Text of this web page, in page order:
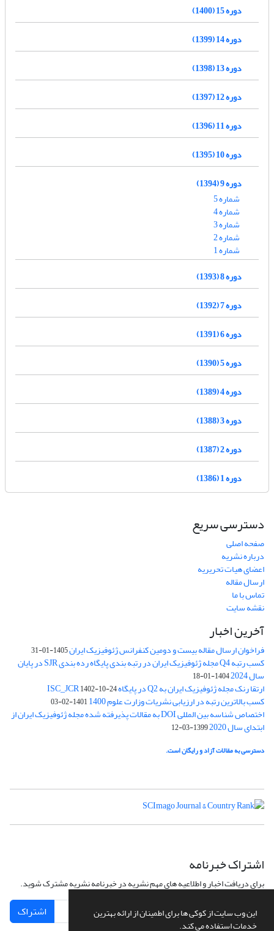
این وب سایت از کوکی ها برای اطمینان از ارائه بهترین
خدمات استفاده می کند.
دوره 15 (1400)
دوره 14 (1399)
دوره 13 (1398)
دوره 12 (1397)
دوره 11 (1396)
دوره 10 (1395)
دوره 9 (1394)
شماره 5
شماره 4
شماره 3
شماره 2
شماره 1
دوره 8 (1393)
دوره 7 (1392)
دوره 6 (1391)
دوره 5 (1390)
دوره 4 (1389)
دوره 3 (1388)
دوره 2 (1387)
دوره 1 (1386)
دسترسی سریع
صفحه اصلی
درباره نشریه
اعضای هیات تحریریه
ارسال مقاله
تماس با ما
نقشه سایت
آخرین اخبار
فراخوان ارسال مقاله بیست و دومین کنفرانس ژئوفیزیک ایران1405-01-31
کسب رتبه Q4 مجله ژئوفیزیک ایران در رتبه بندی پایگاه رده بندی SJR در پایان
سال 2024 1404-01-18
ارتقا رنک مجله ژئوفیزیک ایران به Q2 در پایگاه ISC_JCR 1402-10-24
کسب بالاترین رتبه در ارزیابی نشریات وزارت علوم 1400 1401-02-03
اختصاص شناسه بین المللی DOI به مقالات پذیرفته شده مجله ژئوفیزیک ایران از
ابتدای سال 2020 1399-03-12
دسترسی به مقالات آزاد و رایگان است.
اشتراک خبرنامه
برای دریافت اخبار و اطلاعیه های مهم نشریه در خبرنامه نشریه مشترک شوید.
اشتراک